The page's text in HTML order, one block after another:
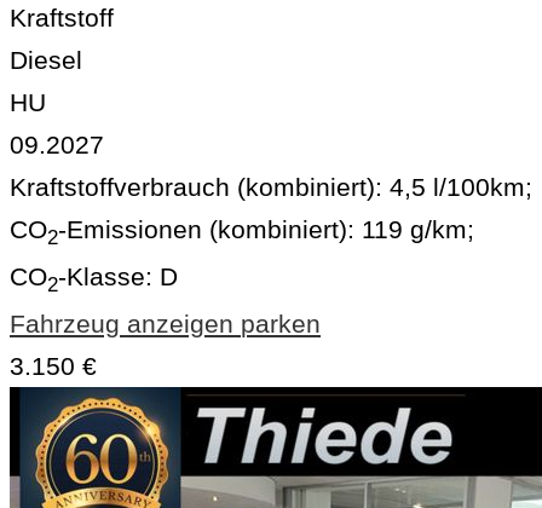
Kraftstoff
Diesel
HU
09.2027
Kraftstoffverbrauch (kombiniert): 4,5 l/100km;
CO2-Emissionen (kombiniert): 119 g/km;
CO2-Klasse: D
Fahrzeug anzeigen parken
3.150 €